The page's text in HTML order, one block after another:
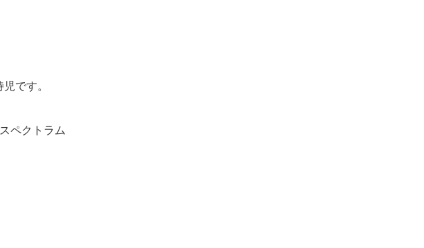
です。
ペクトラム